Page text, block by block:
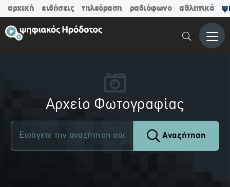
αρχική ειδήσεις τηλεόραση ραδιόφωνο αθλητικά
Μενού
Αρχείο Φωτογραφίας
Αναζήτηση